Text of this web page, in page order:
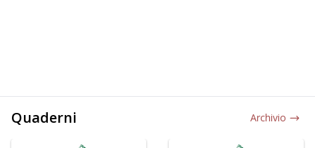
Quaderni Archivio